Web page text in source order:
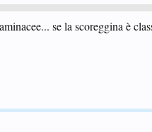
se la scoreggina è